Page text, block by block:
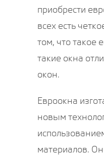
приобрести
всех есть
том, что такое
такие окна
окон.
Евроокна
новым
материалов.